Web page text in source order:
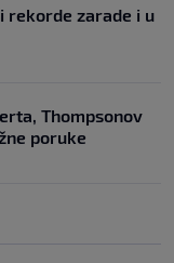
rekorde zarade i u
Thompsonov
poruke